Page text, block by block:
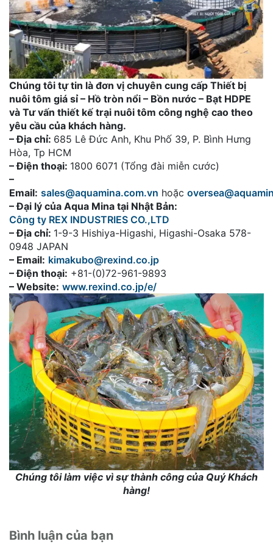
Chúng tôi tự tin là đơn vị chuyên cung cấp Thiết bị
nuôi tôm giá sỉ – Hồ tròn nổi – Bồn nước – Bạt HDPE
và Tư vấn thiết kế trại nuôi tôm công nghệ cao theo
yêu cầu của khách hàng.
– Địa chỉ: 685 Lê Đức Anh, Khu Phố 39, P. Bình Hưng
Hòa, Tp HCM
– Điện thoại: 1800 6071 (Tổng đài miễn cước)
–
Email: sales@aquamina.com.vn hoặc
– Đại lý của Aqua Mina tại Nhật Bản:
Công ty REX INDUSTRIES CO.,LTD
– Địa chỉ: 1-9-3 Hishiya-Higashi, Higashi-Osaka 578-
0948 JAPAN
– Email: kimakubo@rexind.co.jp
– Điện thoại: +81-(0)72-961-9893
– Website: www.rexind.co.jp/e/
Chúng tôi làm việc vì sự thành công của Quý Khách
hàng!
Bình luận của bạn